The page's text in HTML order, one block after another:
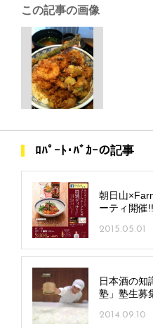
この記事の画像
ﾛﾊﾟｰﾄ･ﾊﾞｶｰの記事
朝日山
ーティ開催!!
2015.05.01
日本酒の知
塾」塾生募
2014.09.10